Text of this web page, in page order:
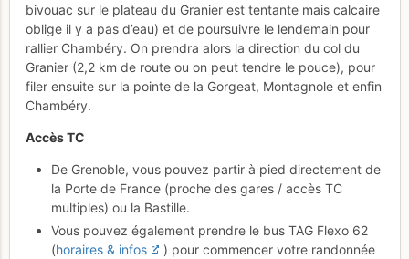
bivouac sur le plateau du Granier est tentante mais calcaire
oblige il y a pas d’eau) et de poursuivre le lendemain pour
rallier Chambéry. On prendra alors la direction du col du
Granier (2,2 km de route ou on peut tendre le pouce), pour
filer ensuite sur la pointe de la Gorgeat, Montagnole et enfin
Chambéry.
Accès TC
De Grenoble, vous pouvez partir à pied directement de
la Porte de France (proche des gares / accès TC
multiples) ou la Bastille.
Vous pouvez également prendre le bus TAG Flexo 62
(horaires & infos
) pour commencer votre randonnée